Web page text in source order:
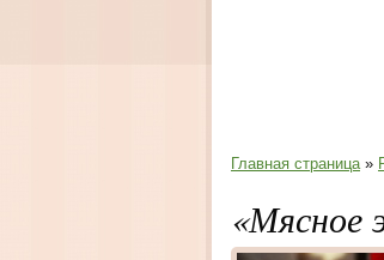
Главная страница»
«Мясное